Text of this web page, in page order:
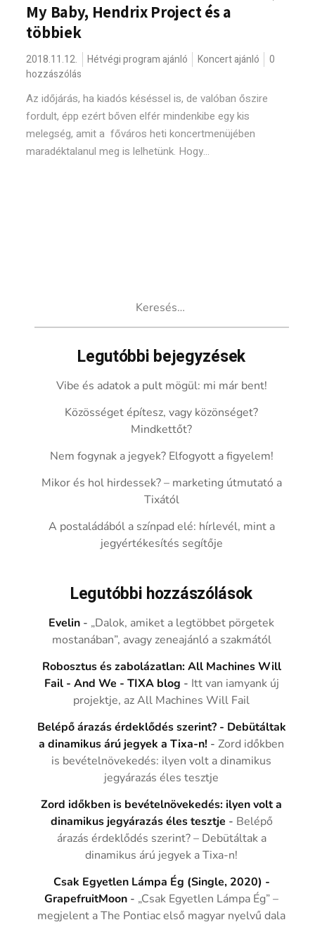
My Baby, Hendrix Project és a
többiek
2018.11.12. Hétvégi program ajánló Koncert ajánló
0
hozzászólás
Az időjárás, ha kiadós késéssel is, de valóban őszire
fordult, épp ezért bőven elfér mindenkibe egy kis
melegség, amit a főváros heti koncertmenüjében
maradéktalanul meg is lelhetünk. Hogy...
Legutóbbi bejegyzések
Vibe és adatok a pult mögül: mi már bent!
Közösséget építesz, vagy közönséget?
Mindkettőt?
Nem fogynak a jegyek? Elfogyott a figyelem!
Mikor és hol hirdessek? – marketing útmutató a
Tixától
A postaládából a színpad elé: hírlevél, mint a
jegyértékesítés segítője
Legutóbbi hozzászólások
Evelin - „Dalok, amiket a legtöbbet pörgetek
mostanában”, avagy zeneajánló a szakmától
Robosztus és zabolázatlan: All Machines Will
Fail - And We - TIXA blog - Itt van iamyank új
projektje, az All Machines Will Fail
Belépő árazás érdeklődés szerint? - Debütáltak
a dinamikus árú jegyek a Tixa-n! -Zord időkben
is bevételnövekedés: ilyen volt a dinamikus
jegyárazás éles tesztje
Zord időkben is bevételnövekedés: ilyen volt a
dinamikus jegyárazás éles tesztje - Belépő
árazás érdeklődés szerint? – Debütáltak a
dinamikus árú jegyek a Tixa-n!
Csak Egyetlen Lámpa Ég (Single, 2020) -
GrapefruitMoon - „Csak Egyetlen Lámpa Ég” –
megjelent a The Pontiac első magyar nyelvű dala